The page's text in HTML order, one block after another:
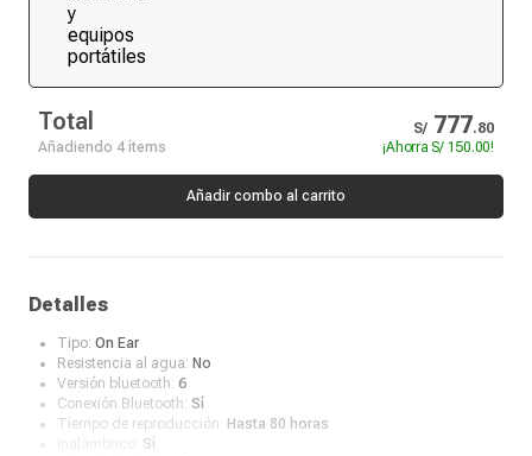
Total S/ 777.80
Añadiendo 4 ítems
¡AhorraS/ 150.00!
Añadir combo al carrito
Detalles
Tipo: On Ear
Resistencia al agua: No
Versión bluetooth: 6
Conexión Bluetooth: Sí
Tiempo de reproducción: Hasta 80 horas
Sí